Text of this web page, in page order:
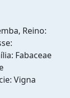
Reino:
Fabaceae
Vigna